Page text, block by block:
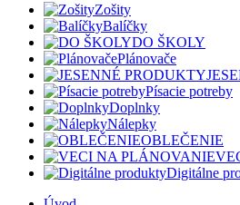
Zošity
Balíčky
DO ŠKOLY
Plánovače
Písacie potreby
Doplnky
Nálepky
OBLEČENIE
Digitálne